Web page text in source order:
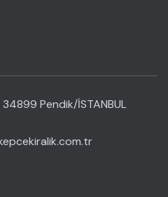
34899 Pendik/İSTANBUL